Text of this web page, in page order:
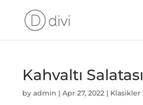
Kahvaltı Salatası
by admin | Apr 27, 2022| Klasikler